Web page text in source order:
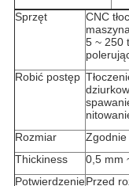
Sprzęt
CNC
5 ~ 250
Robić postęp
Rozmiar
Thickiness
0,5 mm
PotwierdzeniePrzed